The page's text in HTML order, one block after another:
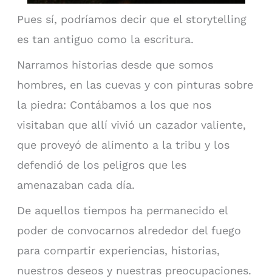
Pues sí, podríamos decir que el storytelling
es tan antiguo como la escritura.
Narramos historias desde que somos
hombres, en las cuevas y con pinturas sobre
la piedra: Contábamos a los que nos
visitaban que allí vivió un cazador valiente,
que proveyó de alimento a la tribu y los
defendió de los peligros que les
amenazaban cada día.
De aquellos tiempos ha permanecido el
poder de convocarnos alrededor del fuego
para compartir experiencias, historias,
nuestros deseos y nuestras preocupaciones.